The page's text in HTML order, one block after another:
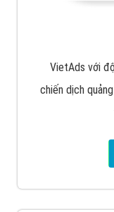
VietAds với
chiến dịch